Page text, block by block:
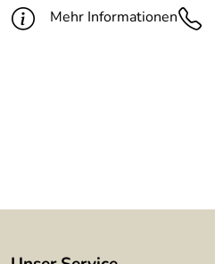
Oberfläche:
Mehr Informationen